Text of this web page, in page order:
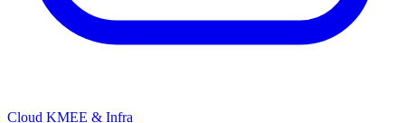
Cloud KMEE & Infra